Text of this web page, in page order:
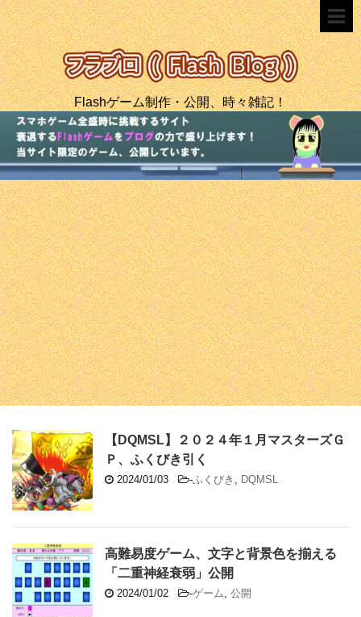
Flashゲーム制作・公開、時々雑記！
【DQMSL】２０２４年１月マスターズＧ
Ｐ、ふくびき引く
2024/01/03 -ふくびき DQMSL
高難易度ゲーム、文字と背景色を揃える
「二重神経衰弱」公開
2024/01/02 -ゲーム 公開